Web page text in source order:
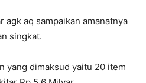
agk aq sampaikan amanatnya
singkat.
yang dimaksud yaitu 20 item